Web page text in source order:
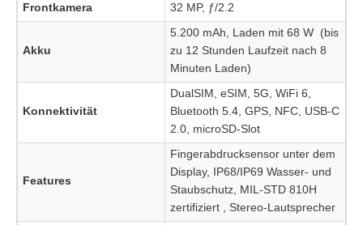
Frontkamera
32 MP, ƒ/2.2
Akku
5.200 mAh, Laden mit 68 W (bis
zu 12 Stunden Laufzeit nach 8
Minuten Laden)
Konnektivität
DualSIM, eSIM, 5G, WiFi 6,
Bluetooth 5.4, GPS, NFC, USB-C
2.0, microSD-Slot
Features
Fingerabdrucksensor unter dem
Display, IP68/IP69 Wasser- und
Staubschutz, MIL-STD 810H
zertifiziert , Stereo-Lautsprecher